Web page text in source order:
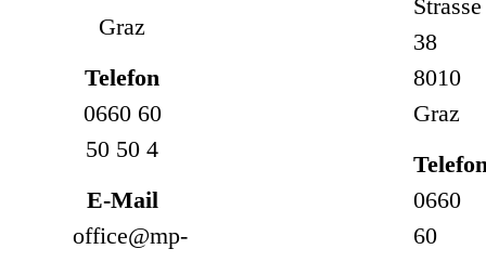
Graz
Telefon
0660 60
50 50 4
E-Mail
office@mp-
Strasse
38
8010
Graz
0660
60